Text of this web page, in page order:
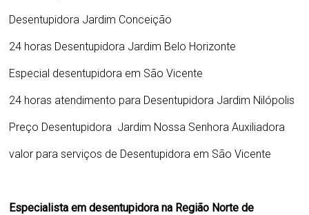
Desentupidora Jardim Conceição
24 horas Desentupidora Jardim Belo Horizonte
Especial desentupidora em São Vicente
24 horas atendimento para Desentupidora Jardim Nilópolis
Preço Desentupidora Jardim Nossa Senhora Auxiliadora
valor para serviços de Desentupidora em São Vicente
Especialista em desentupidora na Região Norte de